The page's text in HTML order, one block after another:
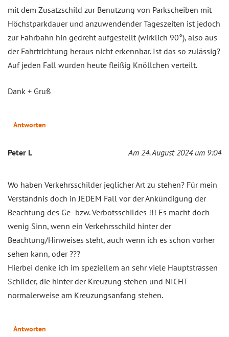
mit dem Zusatzschild zur Benutzung von Parkscheiben mit
Höchstparkdauer und anzuwendender Tageszeiten ist jedoch
zur Fahrbahn hin gedreht aufgestellt (wirklich 90°), also aus
der Fahrtrichtung heraus nicht erkennbar. Ist das so zulässig?
Auf jeden Fall wurden heute fleißig Knöllchen verteilt.
Dank + Gruß
Antworten
Peter L Am 24. August 2024 um 9:04
Wo haben Verkehrsschilder jeglicher Art zu stehen? Für mein
Verständnis doch in JEDEM Fall vor der Ankündigung der
Beachtung des Ge- bzw. Verbotsschildes !!! Es macht doch
wenig Sinn, wenn ein Verkehrsschild hinter der
Beachtung/Hinweises steht, auch wenn ich es schon vorher
sehen kann, oder ???
Hierbei denke ich im speziellem an sehr viele Hauptstrassen
Schilder, die hinter der Kreuzung stehen und NICHT
normalerweise am Kreuzungsanfang stehen.
Antworten